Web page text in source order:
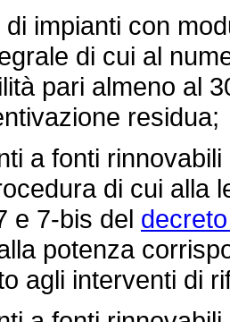
impianti con
di cui al
pari almeno al
residua;
a fonti rinnovabili
di cui alla
e 7-bis del
potenza
agli interventi di